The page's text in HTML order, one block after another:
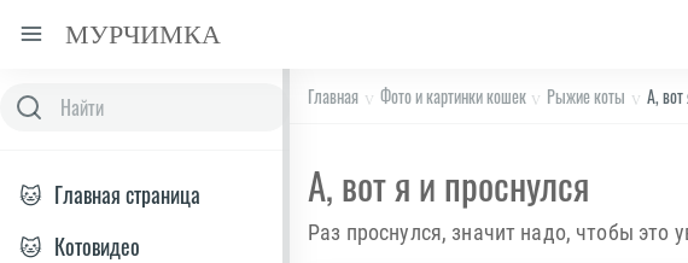
МУРЧИМКА
🐱 Главная страница
🐱 Котовидео
Главная Фото и картинки кошек Рыжие коты А, вот
А, вот я и проснулся
Раз проснулся, значит надо, чтобы это